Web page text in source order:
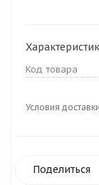
Код товара
Условия доставки
Поделиться